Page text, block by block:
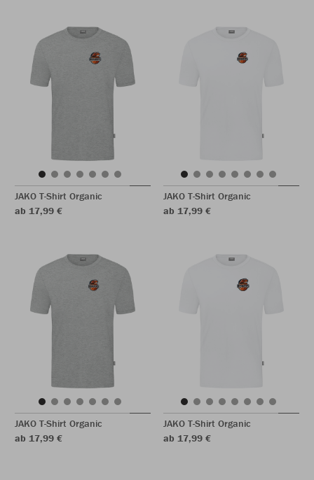
JAKO T-Shirt Organic
ab 17,99 €
JAKO T-Shirt Organic
ab 17,99 €
JAKO T-Shirt Organic
ab 17,99 €
JAKO T-Shirt Organic
ab 17,99 €